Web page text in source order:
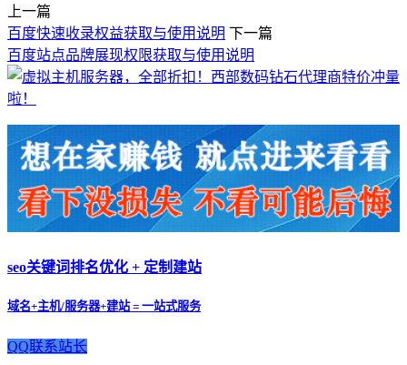
上一篇
百度快速收录权益获取与使用说明 下一篇
百度站点品牌展现权限获取与使用说明
seo关键词排名优化 + 定制建站
域名+主机/服务器+建站 = 一站式服务
QQ联系站长